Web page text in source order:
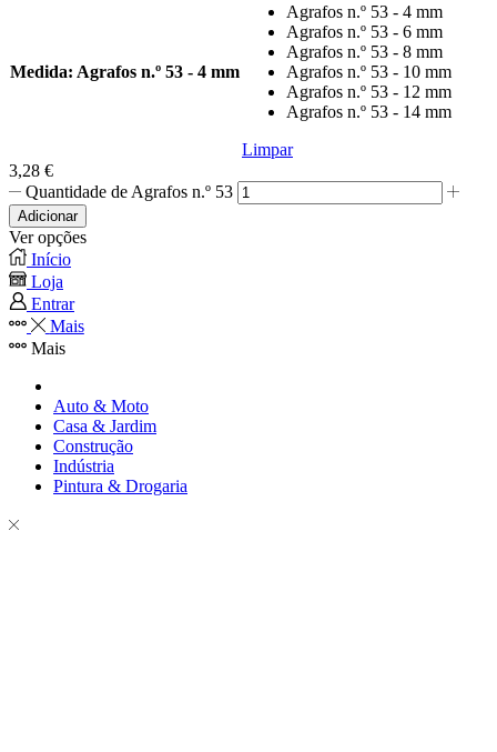
Medida: Agrafos n.º 53 - 4 mm
Agrafos n.º 53 - 4 mm
Agrafos n.º 53 - 6 mm
Agrafos n.º 53 - 8 mm
Agrafos n.º 53 - 10 mm
Agrafos n.º 53 - 12 mm
Agrafos n.º 53 - 14 mm
Limpar
3,28 €
Quantidade de Agrafos n.º 53
Adicionar
Ver opções
Início
Loja
Entrar
Mais
Mais
Auto & Moto
Casa & Jardim
Construção
Indústria
Pintura & Drogaria